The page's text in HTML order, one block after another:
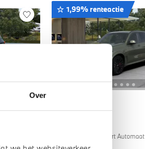
Over
1,99% renteactie
Uden
xDrive50e M Sport Automaat